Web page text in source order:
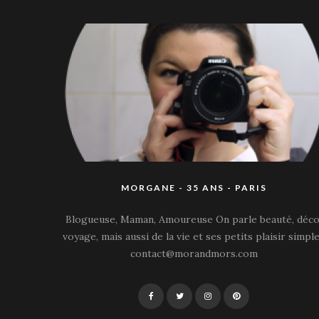
MORGANE - 35 ANS - PARIS
Blogueuse, Maman, Amoureuse On parle beauté,
voyage, mais aussi de la vie et ses petits plaisir
contact@morandmors.com